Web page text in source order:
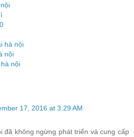
hà nội
nội
nội
17, 2016 at 3:29 AM
đã không ngừng phát triển và cung cấp